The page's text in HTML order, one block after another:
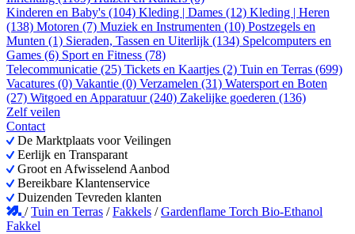
Kinderen en Baby's (104) Kleding | Dames (12) Kleding | Heren
(138) Motoren (7) Muziek en Instrumenten (10) Postzegels en
Munten (1) Sieraden, Tassen en Uiterlijk (134) Spelcomputers en
Games (6) Sport en Fitness (78)
Telecommunicatie (25) Tickets en Kaartjes (2) Tuin en Terras (699)
Vacatures (0) Vakantie (0) Verzamelen (31) Watersport en Boten
(27) Witgoed en Apparatuur (240) Zakelijke goederen (136)
Zelf veilen
Contact
De Marktplaats voor Veilingen
Eerlijk en Transparant
Groot en Afwisselend Aanbod
Bereikbare Klantenservice
Duizenden Tevreden klanten
/Tuin en Terras /Fakkels /Gardenflame Torch Bio-Ethanol
Fakkel